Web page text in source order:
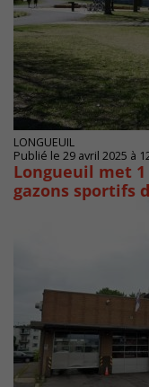
LONGUEUIL
Publié le 29 avril 2025 à
Longueuil met
gazons sportifs